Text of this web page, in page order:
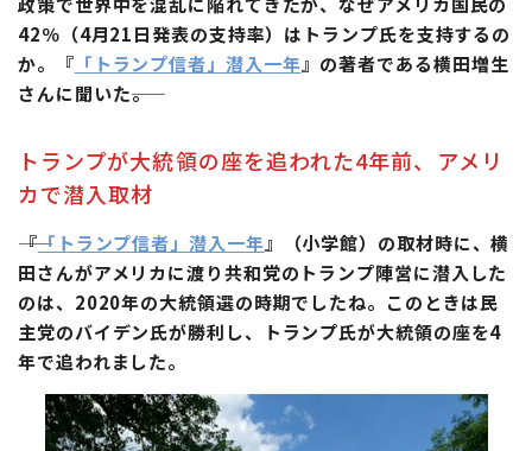
42％（4月21日発表の支持率）はトランプ氏を支持するの
か。『 「トランプ信者」潜入一年 』の著者である横田増生
さんに聞いた――。
トランプが大統領の座を追われた4年前、アメリ
カで潜入取材
『「トランプ信者」潜入一年 』（小学館）の取材時に、横
田さんがアメリカに渡り共和党のトランプ陣営に潜入した
のは、2020年の大統領選の時期でしたね。このときは民
主党のバイデン氏が勝利し、トランプ氏が大統領の座を4
年で追われました。